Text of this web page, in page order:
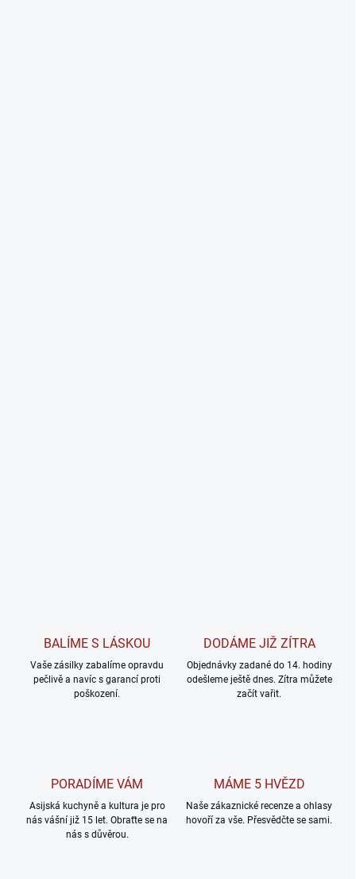
BALÍME S LÁSKOU
Vaše zásilky zabalíme opravdu
pečlivě a navíc s garancí proti
poškození.
DODÁME JIŽ ZÍTRA
Objednávky zadané do 14. hodiny
odešleme ještě dnes. Zítra můžete
začít vařit.
PORADÍME VÁM
Asijská kuchyně a kultura je pro
nás vášní již 15 let. Obraťte se na
nás s důvěrou.
MÁME 5 HVĚZD
Naše zákaznické recenze a ohlasy
hovoří za vše. Přesvědčte se sami.